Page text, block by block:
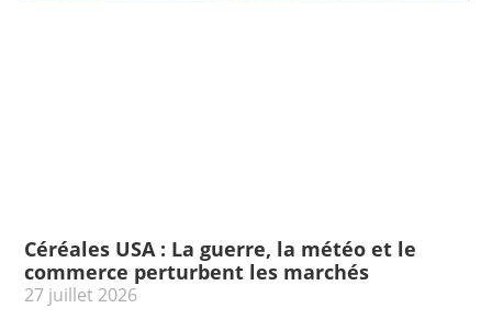
Céréales USA : La guerre, la météo et le
commerce perturbent les marchés
27 juillet 2026